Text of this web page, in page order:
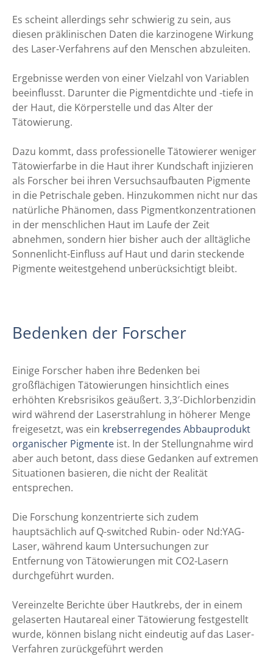
Es scheint allerdings sehr schwierig zu sein, aus
diesen präklinischen Daten die karzinogene Wirkung
des Laser-Verfahrens auf den Menschen abzuleiten.
Ergebnisse werden von einer Vielzahl von Variablen
beeinflusst. Darunter die Pigmentdichte und -tiefe in
der Haut, die Körperstelle und das Alter der
Tätowierung.
Dazu kommt, dass professionelle Tätowierer weniger
Tätowierfarbe in die Haut ihrer Kundschaft injizieren
als Forscher bei ihren Versuchsaufbauten Pigmente
in die Petrischale geben. Hinzukommen nicht nur das
natürliche Phänomen, dass Pigmentkonzentrationen
in der menschlichen Haut im Laufe der Zeit
abnehmen, sondern hier bisher auch der alltägliche
Sonnenlicht-Einfluss auf Haut und darin steckende
Pigmente weitestgehend unberücksichtigt bleibt.
Bedenken der Forscher
Einige Forscher haben ihre Bedenken bei
großflächigen Tätowierungen hinsichtlich eines
erhöhten Krebsrisikos geäußert. 3,3′-Dichlorbenzidin
wird während der Laserstrahlung in höherer Menge
freigesetzt, was ein krebserregendes Abbauprodukt
organischer Pigmente ist. In der Stellungnahme wird
aber auch betont, dass diese Gedanken auf extremen
Situationen basieren, die nicht der Realität
entsprechen.
Die Forschung konzentrierte sich zudem
hauptsächlich auf Q-switched Rubin- oder Nd:YAG-
Laser, während kaum Untersuchungen zur
Entfernung von Tätowierungen mit CO2-Lasern
durchgeführt wurden.
Vereinzelte Berichte über Hautkrebs, der in einem
gelaserten Hautareal einer Tätowierung festgestellt
wurde, können bislang nicht eindeutig auf das Laser-
Verfahren zurückgeführt werden